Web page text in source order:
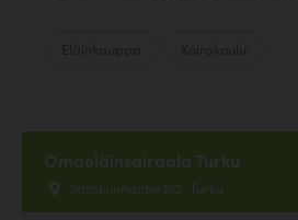
Omaeläinsairaala Turku
Satakunnantie 162, Turku